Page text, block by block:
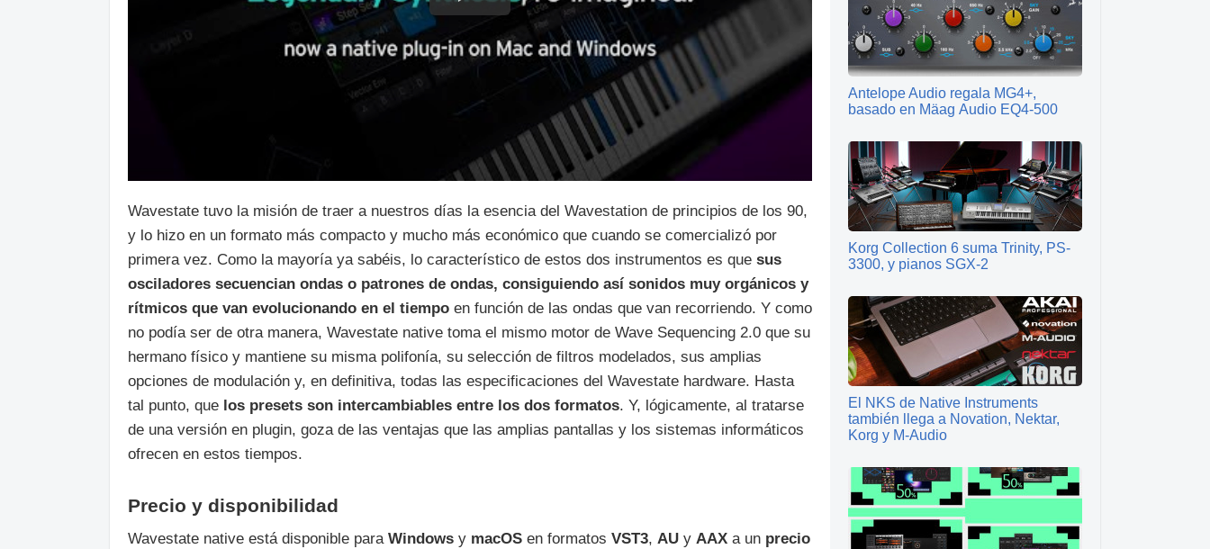
Wavestate tuvo la misión de traer a nuestros días la esencia del Wavestation de principios de los 90,
y lo hizo en un formato más compacto y mucho más económico que cuando se comercializó por
primera vez. Como la mayoría ya sabéis, lo característico de estos dos instrumentos es que sus
osciladores secuencian ondas o patrones de ondas, consiguiendo así sonidos muy orgánicos y
rítmicos que van evolucionando en el tiempo en función de las ondas que van recorriendo. Y como
no podía ser de otra manera, Wavestate native toma el mismo motor de Wave Sequencing 2.0 que su
hermano físico y mantiene su misma polifonía, su selección de filtros modelados, sus amplias
opciones de modulación y, en definitiva, todas las especificaciones del Wavestate hardware. Hasta
tal punto, que los presets son intercambiables entre los dos formatos. Y, lógicamente, al tratarse
de una versión en plugin, goza de las ventajas que las amplias pantallas y los sistemas informáticos
ofrecen en estos tiempos.
Precio y disponibilidad
Wavestate native está disponible para Windows y macOS en formatos VST3, AU y AAX a un precio
Antelope Audio regala MG4+,
basado en Mäag Audio EQ4-500
Korg Collection 6 suma Trinity, PS-
3300, y pianos SGX-2
El NKS de Native Instruments
también llega a Novation, Nektar,
Korg y M-Audio